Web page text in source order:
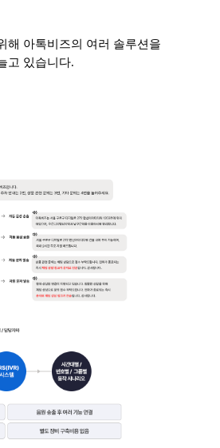
해 아톡비즈의 여러 솔루션을
고 있습니다.